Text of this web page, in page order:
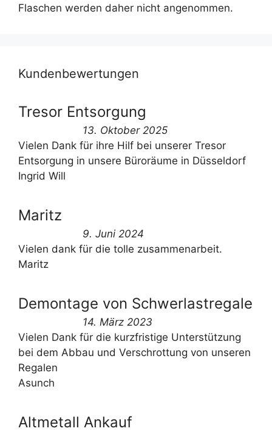
Flaschen werden daher nicht angenommen.
Kundenbewertungen
Tresor Entsorgung
13. Oktober 2025
Vielen Dank für ihre Hilf bei unserer Tresor
Entsorgung in unsere Büroräume in Düsseldorf
Ingrid Will
Maritz
9. Juni 2024
Vielen dank für die tolle zusammenarbeit.
Maritz
Demontage von Schwerlastregale
14. März 2023
Vielen Dank für die kurzfristige Unterstützung
bei dem Abbau und Verschrottung von unseren
Regalen
Asunch
Altmetall Ankauf